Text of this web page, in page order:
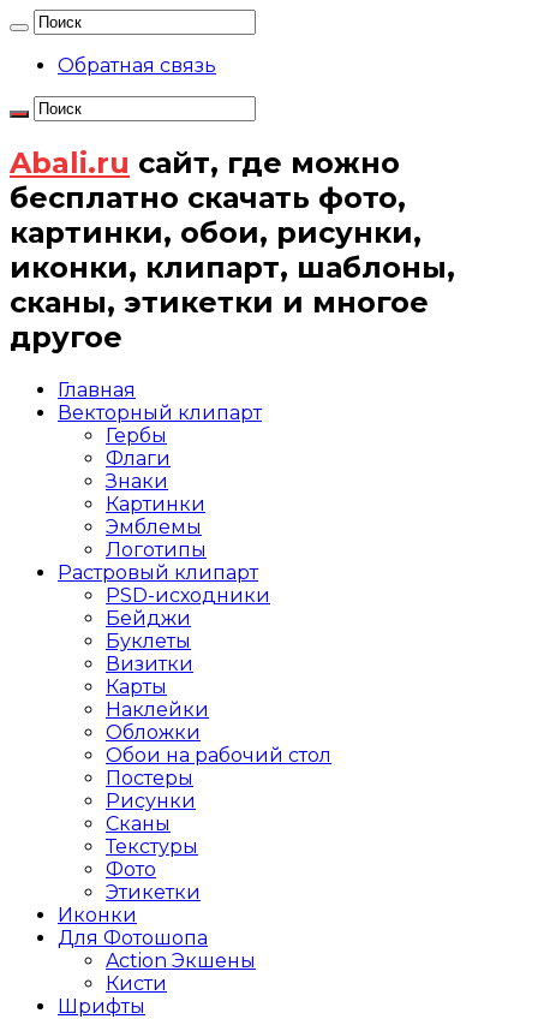
Обратная связь
Abali.ru сайт, где можно
бесплатно скачать фото,
картинки, обои, рисунки,
иконки, клипарт, шаблоны,
сканы, этикетки и многое
другое
Главная
Векторный клипарт
Гербы
Флаги
Знаки
Картинки
Эмблемы
Логотипы
Растровый клипарт
PSD-исходники
Бейджи
Буклеты
Визитки
Карты
Наклейки
Обложки
Обои на рабочий стол
Постеры
Рисунки
Сканы
Текстуры
Фото
Этикетки
Иконки
Для Фотошопа
Action Экшены
Кисти
Шрифты